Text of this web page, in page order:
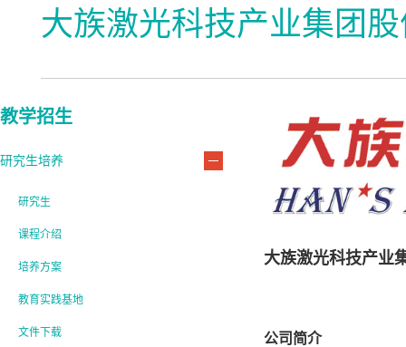
大族激光科技产业集团
教学招生
研究生培养
研究生
课程介绍
培养方案
教育实践基地
文件下载
大族激光科技产业
公司简介